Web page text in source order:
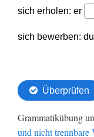
Grammatikübung
und nicht trennbare